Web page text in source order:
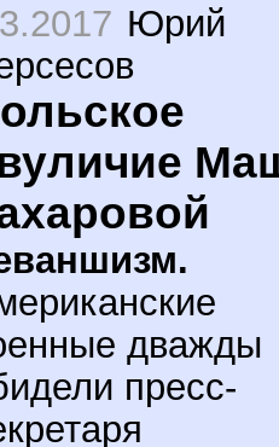
Юрий
дважды
пресс-